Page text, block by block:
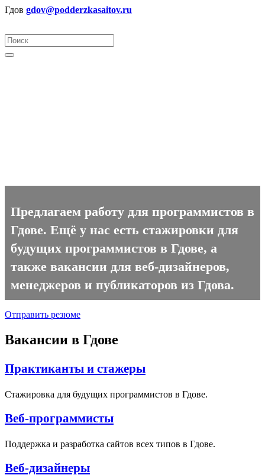
Гдов gdov@podderzkasaitov.ru
Предлагаем работу для программистов в
Гдове. Ещё у нас есть стажировки для
будущих программистов в Гдове, а
также вакансии для веб-дизайнеров,
менеджеров и публикаторов из Гдова.
Отправить резюме
Вакансии в Гдове
Практиканты и стажеры
Стажировка для будущих программистов в Гдове.
Веб-программисты
Поддержка и разработка сайтов всех типов в Гдове.
Веб-дизайнеры